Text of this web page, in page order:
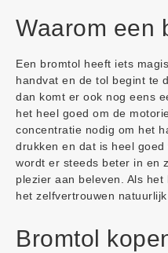
Waarom een
Een bromtol heeft iets
handvat en de tol begint te
dan komt er ook nog eens
het heel goed om de
concentratie nodig om het
drukken en dat is heel
wordt er steeds beter in en
plezier aan beleven. Als
het zelfvertrouwen natuurlijk
Bromtol